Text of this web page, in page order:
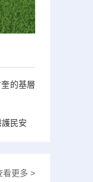
的基層
民安
看更多 >